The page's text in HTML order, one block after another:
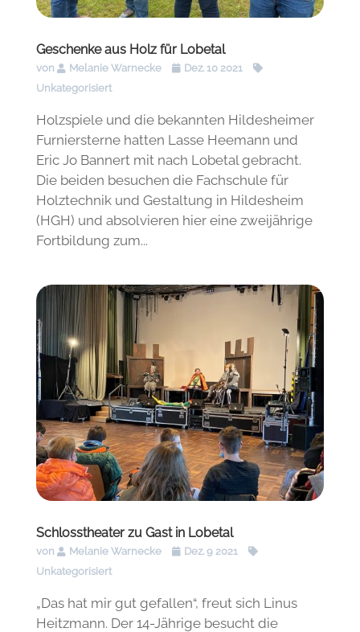
Geschenke aus Holz für Lobetal
von Melanie Warnecke
Dez. 10 2021
Unkategorisiert
Holzspiele und die bekannten Hildesheimer
Furniersterne hatten Lasse Heemann und
Eric Jo Bannert mit nach Lobetal gebracht.
Die beiden besuchen die Fachschule für
Holztechnik und Gestaltung in Hildesheim
(HGH) und absolvieren hier eine zweijährige
Fortbildung zum...
Schlosstheater zu Gast in Lobetal
von Melanie Warnecke
Dez. 9 2021
Unkategorisiert
„Das hat mir gut gefallen“, freut sich Linus
Heitzmann. Der 14-Jährige besucht die